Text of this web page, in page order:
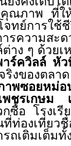
คุณภาพ ที่ใ
จทย์การใช้
รความสะด
ต่าง ๆ ด้วย
ร์ควิลล์ หั
ริงของตลา
าพซอยหม่อ
พชรเกษม
กซื้อ โรงเ
ที่ท่องเที่ย
รถเติมเต็ม